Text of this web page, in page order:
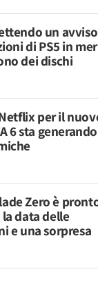
un avviso
di PS5 in
dei dischi
per il
6 sta generando
Zero è
data delle
e una sorpresa